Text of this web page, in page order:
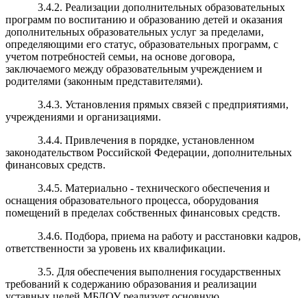
3.4.2. Реализации дополнительных образовательных
программ по воспитанию и образованию детей и оказания
дополнительных образовательных услуг за пределами,
определяющими его статус, образовательных программ, с
учетом потребностей семьи, на основе договора,
заключаемого между образовательным учреждением и
родителями (законным представителями).
3.4.3. Установления прямых связей с предприятиями,
учреждениями и организациями.
3.4.4. Привлечения в порядке, установленном
законодательством Российской Федерации, дополнительных
финансовых средств.
3.4.5. Материально - технического обеспечения и
оснащения образовательного процесса, оборудования
помещений в пределах собственных финансовых средств.
3.4.6. Подбора, приема на работу и расстановки кадров,
ответственности за уровень их квалификации.
3.5. Для обеспечения выполнения государственных
требований к содержанию образования и реализации